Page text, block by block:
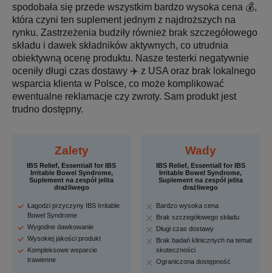
spodobała się przede wszystkim bardzo wysoka cena 💰,
która czyni ten suplement jednym z najdroższych na
rynku. Zastrzeżenia budziły również brak szczegółowego
składu i dawek składników aktywnych, co utrudnia
obiektywną ocenę produktu. Nasze testerki negatywnie
oceniły długi czas dostawy ✈️ z USA oraz brak lokalnego
wsparcia klienta w Polsce, co może komplikować
ewentualne reklamacje czy zwroty. Sam produkt jest
trudno dostępny.
Zalety
IBS Relief, Essentiall for IBS
Irritable Bowel Syndrome,
Suplement na zespół jelita
drażliwego
Łagodzi przyczyny IBS Irritable
Bowel Syndrome
Wygodne dawkowanie
Wysokiej jakości produkt
Kompleksowe wsparcie
trawienne
Wady
IBS Relief, Essentiall for IBS
Irritable Bowel Syndrome,
Suplement na zespół jelita
drażliwego
Bardzo wysoka cena
Brak szczegółowego składu
Długi czas dostawy
Brak badań klinicznych na temat
skuteczności
Ograniczona dostępność